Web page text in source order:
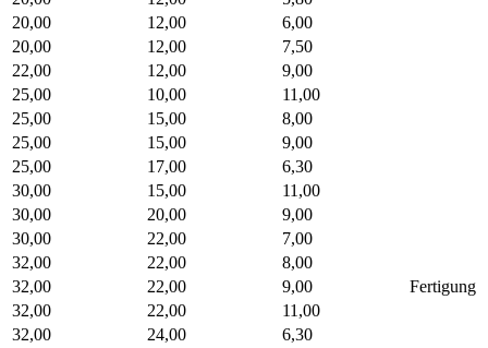
20,00
12,00
6,00
20,00
12,00
7,50
22,00
12,00
9,00
25,00
10,00
11,00
25,00
15,00
8,00
25,00
15,00
9,00
25,00
17,00
6,30
30,00
15,00
11,00
30,00
20,00
9,00
30,00
22,00
7,00
32,00
22,00
8,00
32,00
22,00 9,00
Fertigung
32,00
22,00
11,00
32,00
24,00
6,30